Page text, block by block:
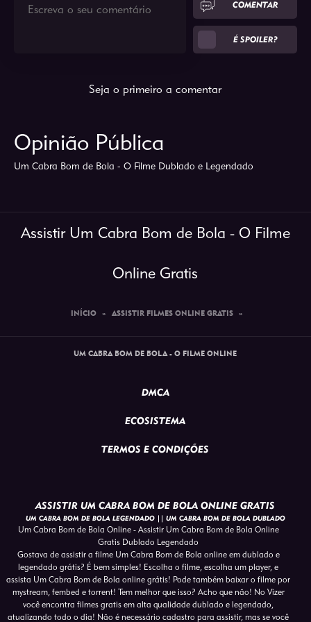
COMENTAR
É SPOILER?
Seja o primeiro a comentar
Opinião Pública
Um Cabra Bom de Bola - O Filme Dublado e Legendado
Assistir Um Cabra Bom de Bola - O Filme
Online Gratis
INÍCIO » ASSISTIR FILMES ONLINE GRATIS »
UM CABRA BOM DE BOLA - O FILME ONLINE
DMCA
ECOSISTEMA
TERMOS E CONDIÇÕES
ASSISTIR UM CABRA BOM DE BOLA ONLINE GRATIS
UM CABRA BOM DE BOLA LEGENDADO || UM CABRA BOM DE BOLA DUBLADO
Um Cabra Bom de Bola Online - Assistir Um Cabra Bom de Bola Online
Gratis Dublado Legendado
Gostava de assistir a filme Um Cabra Bom de Bola online em dublado e
legendado grátis? É bem simples! Escolha o filme, escolha um player, e
assista Um Cabra Bom de Bola online grátis! Pode também baixar o filme por
mystream, fembed e torrent! Tem melhor que isso? Acho que não! No Vizer
você encontra filmes gratis em alta qualidade dublado e legendado,
atualizando todo o dia! Não é necessário cadastro para assistir, mas se você